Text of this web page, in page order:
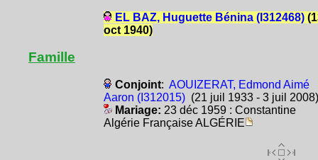
EL BAZ, Huguette Bénina (I312468)
oct 1940)
Famille
Conjoint: AOUIZERAT, Edmond Aimé
Aaron (I312015)(21 juil 1933 - 3 juil 2008)
Mariage: 23 déc 1959 : Constantine
Algérie Française ALGÉRIE